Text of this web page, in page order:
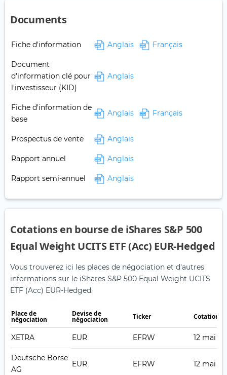
Documents
Fiche d'information Anglais Français
Document
d'information clé pour
l'investisseur (KID)
Anglais
Fiche d'information de
base
Anglais Français
Prospectus de vente Anglais
Rapport annuel Anglais
Rapport semi-annuel Anglais
Cotations en bourse de iShares S&P 500
Equal Weight UCITS ETF (Acc) EUR-Hedged
Vous trouverez ici les places de négociation et d'autres
informations sur le iShares S&P 500 Equal Weight UCITS
ETF (Acc) EUR-Hedged.
Place de
négociation
Devise de
négociation Ticker Cotation
XETRA EUR EFRW 12 mai
Deutsche Börse
AG
EUR EFRW 12 mai